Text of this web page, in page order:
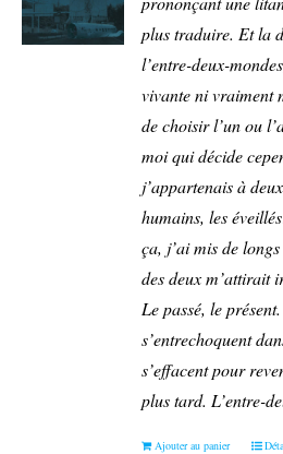
plus traduire. Et la
l’entre-deux-
vivante ni vraiment
de choisir l’un ou
moi qui décide
j’appartenais à
humains, les
ça, j’ai mis de
des deux m’attirait
Le passé, le
s’entrechoquent
s’effacent pour
plus tard. L’entre-
Ajouter au panier